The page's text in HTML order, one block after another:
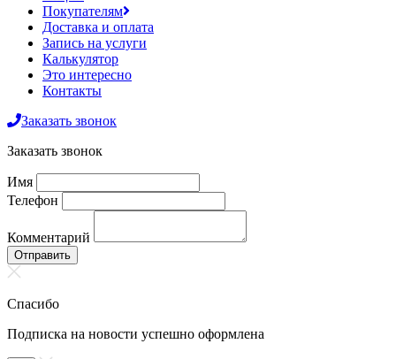
Покупателям
Доставка и оплата
Запись на услуги
Калькулятор
Это интересно
Контакты
Заказать звонок
Заказать звонок
Имя
Телефон
Комментарий
Отправить
Спасибо
Подписка на новости успешно оформлена